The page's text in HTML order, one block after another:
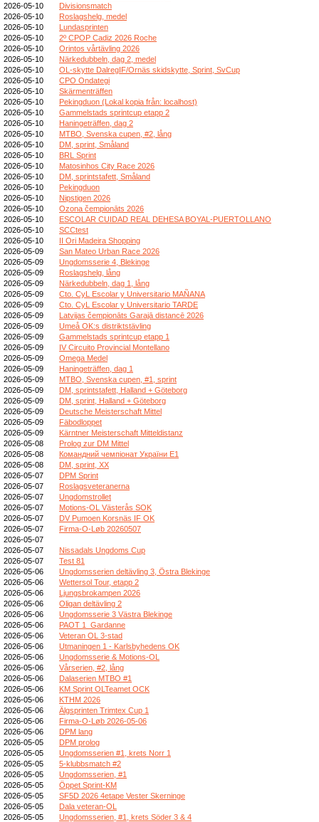
2026-05-10
Divisionsmatch
2026-05-10
Roslagshelg, medel
2026-05-10
Lundasprinten
2026-05-10
2º CPOP Cadiz 2026 Roche
2026-05-10
Orintos vårtävling 2026
2026-05-10
Närkedubbeln, dag 2, medel
2026-05-10
OL-skytte DalregIF/Ornäs skidskytte, Sprint, SvCup
2026-05-10
CPO Ondategi
2026-05-10
Skärmenträffen
2026-05-10
Pekingduon (Lokal kopia från: localhost)
2026-05-10
Gammelstads sprintcup etapp 2
2026-05-10
Haningeträffen, dag 2
2026-05-10
MTBO, Svenska cupen, #2, lång
2026-05-10
DM, sprint, Småland
2026-05-10
BRL Sprint
2026-05-10
Matosinhos City Race 2026
2026-05-10
DM, sprintstafett, Småland
2026-05-10
Pekingduon
2026-05-10
Nipstigen 2026
2026-05-10
Ozona čempionāts 2026
2026-05-10
ESCOLAR CUIDAD REAL DEHESA BOYAL-PUERTOLLANO
2026-05-10
SCCtest
2026-05-10
II Ori Madeira Shopping
2026-05-09
San Mateo Urban Race 2026
2026-05-09
Ungdomsserie 4, Blekinge
2026-05-09
Roslagshelg, lång
2026-05-09
Närkedubbeln, dag 1, lång
2026-05-09
Cto. CyL Escolar y Universitario MAÑANA
2026-05-09
Cto. CyL Escolar y Universitario TARDE
2026-05-09
Latvijas čempionāts Garajā distancē 2026
2026-05-09
Umeå OK:s distriktstävling
2026-05-09
Gammelstads sprintcup etapp 1
2026-05-09
IV Circuito Provincial Montellano
2026-05-09
Omega Medel
2026-05-09
Haningeträffen, dag 1
2026-05-09
MTBO, Svenska cupen, #1, sprint
2026-05-09
DM, sprintstafett, Halland + Göteborg
2026-05-09
DM, sprint, Halland + Göteborg
2026-05-09
Deutsche Meisterschaft Mittel
2026-05-09
Fäbodloppet
2026-05-09
Kärntner Meisterschaft Mitteldistanz
2026-05-08
Prolog zur DM Mittel
2026-05-08
Командний чемпіонат України E1
2026-05-08
DM, sprint, XX
2026-05-07
DPM Sprint
2026-05-07
Roslagsveteranerna
2026-05-07
Ungdomstrollet
2026-05-07
Motions-OL Västerås SOK
2026-05-07
DV Pumoen Korsnäs IF OK
2026-05-07
Firma-O-Løb 20260507
2026-05-07
2026-05-07
Nissadals Ungdoms Cup
2026-05-07
Test 81
2026-05-06
Ungdomsserien deltävling 3, Östra Blekinge
2026-05-06
Wettersol Tour, etapp 2
2026-05-06
Ljungsbrokampen 2026
2026-05-06
Oligan deltävling 2
2026-05-06
Ungdomsserie 3 Västra Blekinge
2026-05-06
PAOT 1_Gardanne
2026-05-06
Veteran OL 3-stad
2026-05-06
Utmaningen 1 - Karlsbyhedens OK
2026-05-06
Ungdomsserie & Motions-OL
2026-05-06
Vårserien, #2, lång
2026-05-06
Dalaserien MTBO #1
2026-05-06
KM Sprint OLTeamet OCK
2026-05-06
KTHM 2026
2026-05-06
Älgsprinten Trimtex Cup 1
2026-05-06
Firma-O-Løb 2026-05-06
2026-05-06
DPM lang
2026-05-05
DPM prolog
2026-05-05
Ungdomsserien #1, krets Norr 1
2026-05-05
5-klubbsmatch #2
2026-05-05
Ungdomsserien, #1
2026-05-05
Öppet Sprint-KM
2026-05-05
SF5D 2026 4etape Vester Skerninge
2026-05-05
Dala veteran-OL
2026-05-05
Ungdomsserien, #1, krets Söder 3 & 4